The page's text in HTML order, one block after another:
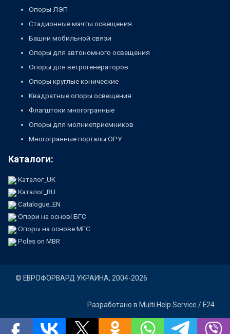
Опоры ЛЭП
Стадионные мачты освещения
Башни мобильной связи
Опоры для автономного освещения
Опоры для ветрогенераторов
Опоры круглые конические
Квадратные опоры освещения
Флагштоки многогранные
Опоры для молниеприемников
Многогранные порталы ОРУ
Каталоги:
Каталог_UK
Каталог_RU
Catalogue_EN
Опори на основі БГС
Опоры на основе МГС
Poles on MBR
© ЕВРОФОРВАРД УКРАИНА, 2004-2026
Разработано в Multi Help Service / E24